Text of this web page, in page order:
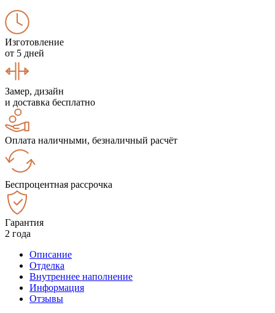
Изготовление
от 5 дней
Замер, дизайн
и доставка бесплатно
Оплата наличными, безналичный расчёт
Беспроцентная рассрочка
Гарантия
2 года
Описание
Отделка
Внутреннее наполнение
Информация
Отзывы